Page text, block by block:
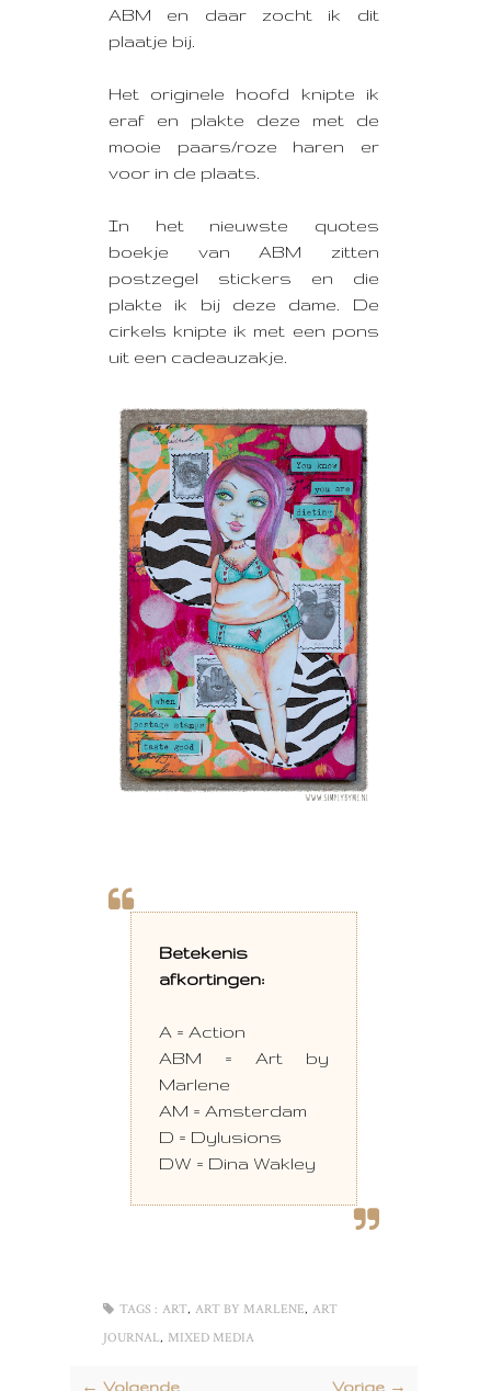
ABM en daar zocht ik dit
plaatje bij.
Het originele hoofd knipte ik
eraf en plakte deze met de
mooie paars/roze haren er
voor in de plaats.
In het nieuwste quotes
boekje van ABM zitten
postzegel stickers en die
plakte ik bij deze dame. De
cirkels knipte ik met een pons
uit een cadeauzakje.
Betekenis
afkortingen:
A = Action
ABM = Art by
Marlene
AM = Amsterdam
D = Dylusions
DW = Dina Wakley
TAGS : ART, ART BY MARLENE, ART
JOURNAL, MIXED MEDIA
← Volgende Vorige →